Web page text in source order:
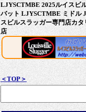
LJYSCTMBE 2025ルイスビ
バット LJYSCTMBE ミドル
スビルスラッガー専門店カタ
店
＜TOP＞